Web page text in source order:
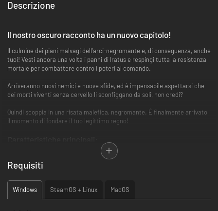
Descrizione
Il nostro oscuro racconto ha un nuovo capitolo!
Il culmine dei piani malvagi dell'arci-negromante e, di conseguenza, anche
tuoi! Vesti ancora una volta i panni di Iratus e respingi tutta la resistenza
mortale per combattere contro i poteri al comando.
Arriveranno nuovi nemici e nuove sfide, ed è impensabile aspettarsi che
dei morti viventi senza cervello li sconfiggano da soli, non credi?
Quindi scoppia in una risata malefica, negromante. È finalmente arrivato
il momento di fondare il tuo legittimo regno!
Requisiti
Windows SteamOS + Linux MacOS